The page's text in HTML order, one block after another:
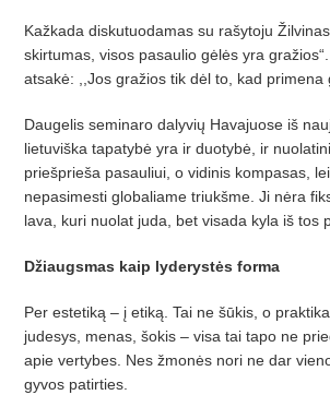
Kažkada diskutuodamas su rašytoju
skirtumas, visos pasaulio gėlės yra
atsakė: ,,Jos gražios tik dėl to, kad primena
Daugelis seminaro dalyvių Havajuose iš
lietuviška tapatybė yra ir duotybė, ir
priešprieša pasauliui, o vidinis kompasas,
nepasimesti globaliame triukšme. Ji nėra
lava, kuri nuolat juda, bet visada kyla iš tos
Džiaugsmas kaip lyderystės forma
Per estetiką – į etiką. Tai ne šūkis, o
judesys, menas, šokis – visa tai tapo ne
apie vertybes. Nes žmonės nori ne dar
gyvos patirties.